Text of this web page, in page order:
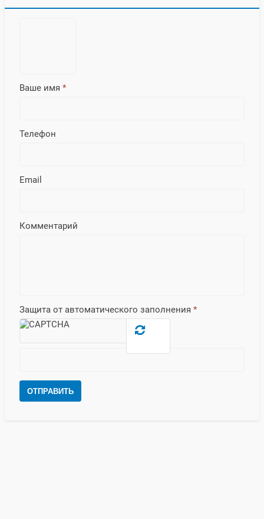
Ваше имя *
Телефон
Email
Комментарий
Защита от автоматического заполнения *
ОТПРАВИТЬ